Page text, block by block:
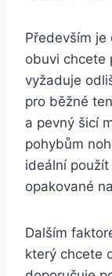
Především
obuvi chcete
vyžaduje
pro ⁣běžné
a ⁢pevný šicí
pohybům
⁣ideální
opakované
Dalším
který chcete